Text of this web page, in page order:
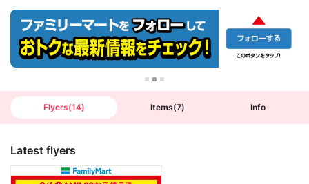
w
Flyers(14) Items(7) Info
Latest flyers